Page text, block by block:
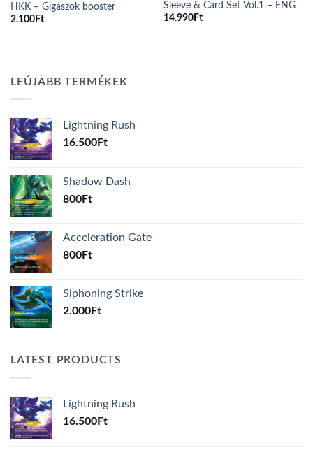
HKK – Gigászok booster
2.100Ft
Sleeve & Card Set Vol.1 – ENG
14.990Ft
LEÚJABB TERMÉKEK
Lightning Rush
16.500Ft
Shadow Dash
800Ft
Acceleration Gate
800Ft
Siphoning Strike
2.000Ft
LATEST PRODUCTS
Lightning Rush
16.500Ft